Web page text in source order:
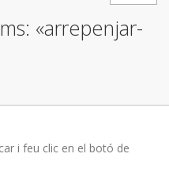
«arrepenjar-
i feu clic en el botó de